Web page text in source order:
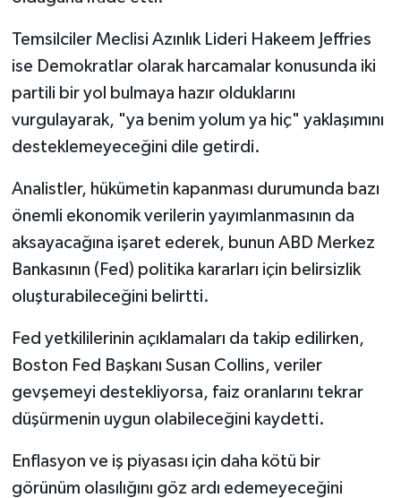
Temsilciler Meclisi Azınlık Lideri Hakeem Jeffries
ise Demokratlar olarak harcamalar konusunda iki
partili bir yol bulmaya hazır olduklarını
vurgulayarak, "ya benim yolum ya hiç" yaklaşımını
desteklemeyeceğini dile getirdi.
Analistler, hükümetin kapanması durumunda bazı
önemli ekonomik verilerin yayımlanmasının da
aksayacağına işaret ederek, bunun ABD Merkez
Bankasının (Fed) politika kararları için belirsizlik
oluşturabileceğini belirtti.
Fed yetkililerinin açıklamaları da takip edilirken,
Boston Fed Başkanı Susan Collins, veriler
gevşemeyi destekliyorsa, faiz oranlarını tekrar
düşürmenin uygun olabileceğini kaydetti.
Enflasyon ve iş piyasası için daha kötü bir
görünüm olasılığını göz ardı edemeyeceğini